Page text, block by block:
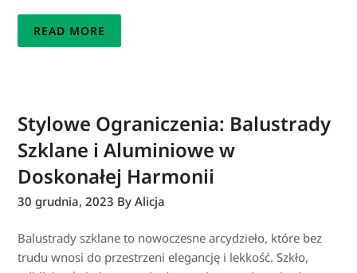
READ MORE
Stylowe Ograniczenia: Balustrady
Szklane i Aluminiowe w
Doskonałej Harmonii
30 grudnia, 2023 By Alicja
Balustrady szklane to nowoczesne arcydzieło, które bez
trudu wnosi do przestrzeni elegancję i lekkość. Szkło,